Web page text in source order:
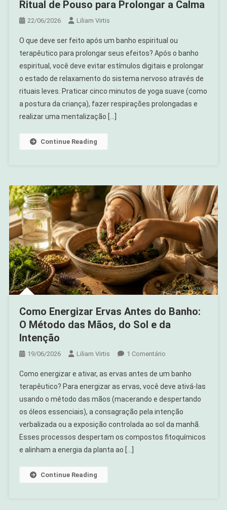
Ritual de Pouso para Prolongar a Calma
22/06/2026 Liliam Virtis
O que deve ser feito após um banho espiritual ou
terapêutico para prolongar seus efeitos? Após o banho
espiritual, você deve evitar estímulos digitais e prolongar
o estado de relaxamento do sistema nervoso através de
rituais leves. Praticar cinco minutos de yoga suave (como
a postura da criança), fazer respirações prolongadas e
realizar uma mentalização […]
Continue Reading
Como Energizar Ervas Antes do Banho:
O Método das Mãos, do Sol e da
Intenção
19/06/2026 Liliam Virtis 1 ComentárioEm
Energizar
Ervas
Antes
Do
Banho:
O
Como energizar e ativar, as ervas antes de um banho
terapêutico? Para energizar as ervas, você deve ativá-las
usando o método das mãos (macerando e despertando
os óleos essenciais), a consagração pela intenção
verbalizada ou a exposição controlada ao sol da manhã.
Esses processos despertam os compostos fitoquímicos
e alinham a energia da planta ao […]
Continue Reading